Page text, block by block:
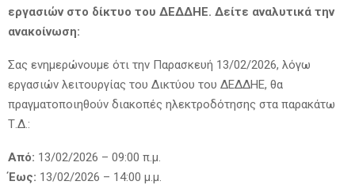
εργασιών στο δίκτυο του ΔΕΔΔΗΕ. Δείτε αναλυτικά την
ανακοίνωση:
Σας ενημερώνουμε ότι την Παρασκευή 13/02/2026, λόγω
εργασιών λειτουργίας του Δικτύου του ΔΕΔΔΗΕ, θα
πραγματοποιηθούν διακοπές ηλεκτροδότησης στα παρακάτω
Τ.Δ.:
Από: 13/02/2026 – 09:00 π.μ.
Έως: 13/02/2026 – 14:00 μ.μ.